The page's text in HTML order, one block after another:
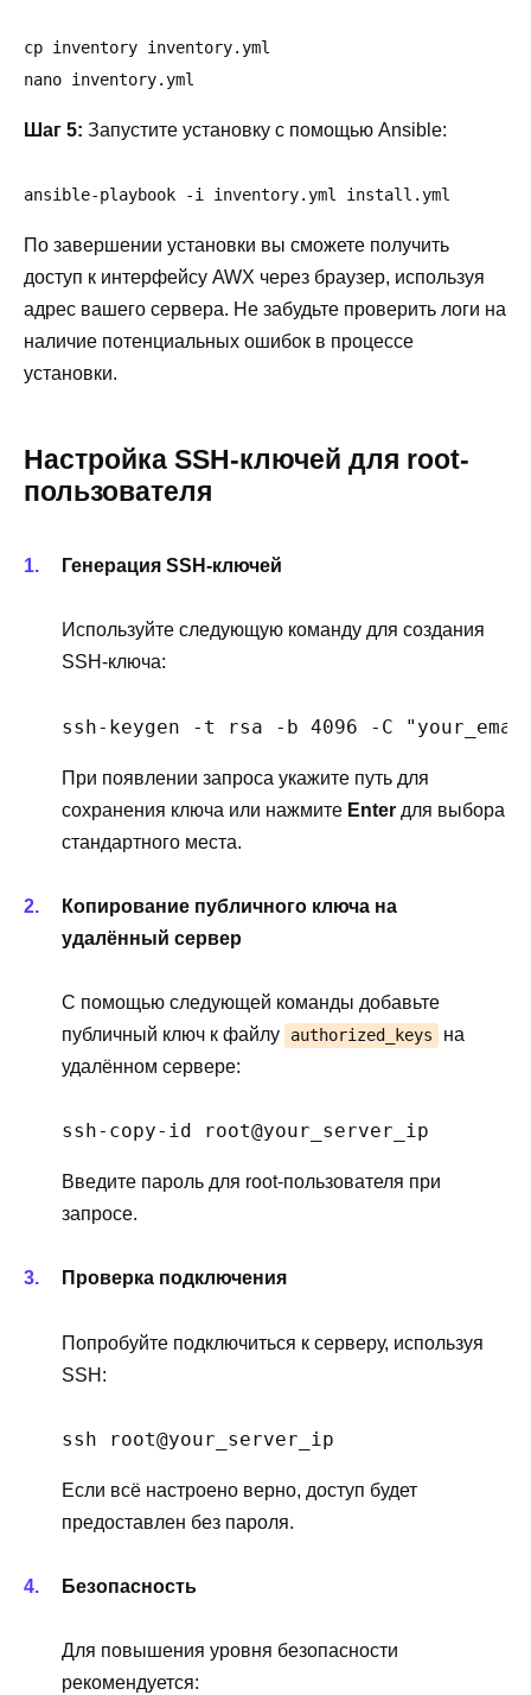
cp inventory inventory.yml
nano inventory.yml
Шаг 5: Запустите установку с помощью Ansible:
ansible-playbook -i inventory.yml install.yml
По завершении установки вы сможете получить
доступ к интерфейсу AWX через браузер, используя
адрес вашего сервера. Не забудьте проверить логи на
наличие потенциальных ошибок в процессе
установки.
Настройка SSH-ключей для root-
пользователя
Генерация SSH-ключей
Используйте следующую команду для создания
SSH-ключа:
ssh-keygen -t rsa -b 4096 -C
При появлении запроса укажите путь для
сохранения ключа или нажмите Enter для выбора
стандартного места.
Копирование публичного ключа на
удалённый сервер
С помощью следующей команды добавьте
публичный ключ к файлу
authorized_keys
на
удалённом сервере:
ssh-copy-id root@your_server_ip
Введите пароль для root-пользователя при
запросе.
Проверка подключения
Попробуйте подключиться к серверу, используя
SSH:
ssh root@your_server_ip
Если всё настроено верно, доступ будет
предоставлен без пароля.
Безопасность
Для повышения уровня безопасности
рекомендуется: